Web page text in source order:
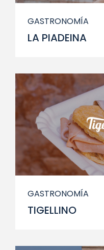
GASTRONOMÍA
LA PIADEINA
GASTRONOMÍA
TIGELLINO